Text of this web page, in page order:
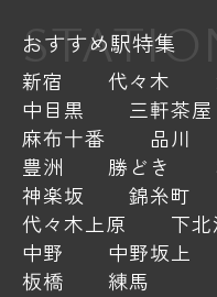
STATION
おすすめ駅特集
新宿 代々木
中目黒
三軒茶屋
麻布十番
品川
豊洲
勝どき
神楽坂
錦糸町
代々木上原
下北
中野
中野坂上
板橋
練馬